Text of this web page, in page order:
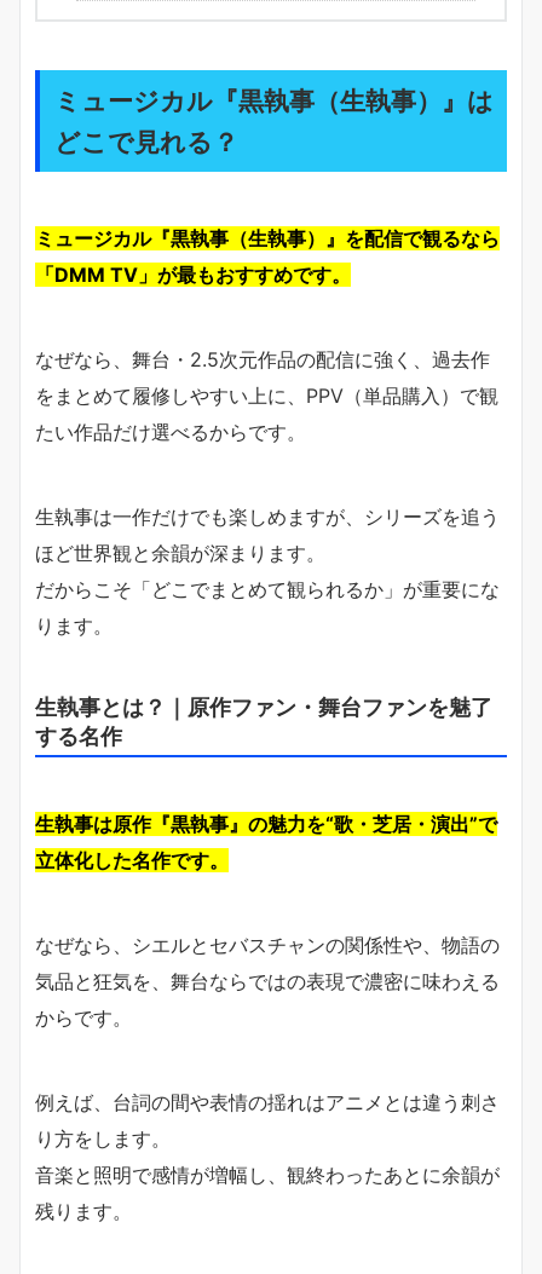
ミュージカル『黒執事（生執事）』は
どこで見れる？
ミュージカル『黒執事（生執事）』を配信で観るなら
「DMM TV」が最もおすすめです。
なぜなら、舞台・2.5次元作品の配信に強く、過去作
をまとめて履修しやすい上に、PPV（単品購入）で観
たい作品だけ選べるからです。
生執事は一作だけでも楽しめますが、シリーズを追う
ほど世界観と余韻が深まります。
だからこそ「どこでまとめて観られるか」が重要にな
ります。
生執事とは？｜原作ファン・舞台ファンを魅了
する名作
生執事は原作『黒執事』の魅力を“歌・芝居・演出”で
立体化した名作です。
なぜなら、シエルとセバスチャンの関係性や、物語の
気品と狂気を、舞台ならではの表現で濃密に味わえる
からです。
例えば、台詞の間や表情の揺れはアニメとは違う刺さ
り方をします。
音楽と照明で感情が増幅し、観終わったあとに余韻が
残ります。